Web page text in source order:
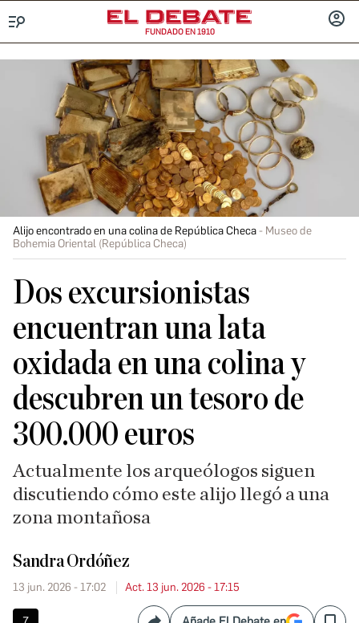
FUNDADO EN 1910
Alijo encontrado en una colina de República Checa
Museo de
Bohemia Oriental (República Checa)
Dos excursionistas
encuentran una lata
oxidada en una colina y
descubren un tesoro de
300.000 euros
Actualmente los arqueólogos siguen
discutiendo cómo este alijo llegó a una
zona montañosa
Sandra Ordóñez
13 jun. 2026 - 17:02 Act. 13 jun. 2026 - 17:15